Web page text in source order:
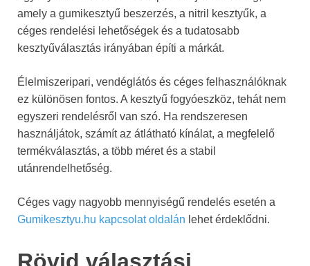
amely a gumikesztyű beszerzés, a nitril kesztyűk, a
céges rendelési lehetőségek és a tudatosabb
kesztyűválasztás irányában építi a márkát.
Élelmiszeripari, vendéglátós és céges felhasználóknak
ez különösen fontos. A kesztyű fogyóeszköz, tehát nem
egyszeri rendelésről van szó. Ha rendszeresen
használjátok, számít az átlátható kínálat, a megfelelő
termékválasztás, a több méret és a stabil
utánrendelhetőség.
Céges vagy nagyobb mennyiségű rendelés esetén a
Gumikesztyu.hu kapcsolat oldalán lehet érdeklődni.